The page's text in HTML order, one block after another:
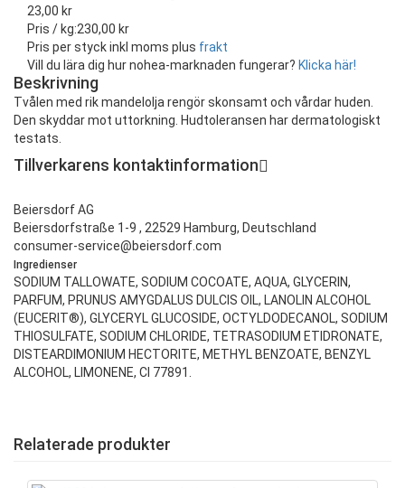
23,00 kr
Pris / kg:230,00 kr
Pris per styck inkl moms plus frakt
Vill du lära dig hur nohea-marknaden fungerar? Klicka här!
Beskrivning
Tvålen med rik mandelolja rengör skonsamt och vårdar huden.
Den skyddar mot uttorkning. Hudtoleransen har dermatologiskt
testats.
Tillverkarens kontaktinformation
Beiersdorf AG
Beiersdorfstraße 1-9 , 22529 Hamburg, Deutschland
consumer-service@beiersdorf.com
Ingredienser
SODIUM TALLOWATE, SODIUM COCOATE, AQUA, GLYCERIN,
PARFUM, PRUNUS AMYGDALUS DULCIS OIL, LANOLIN ALCOHOL
(EUCERIT®), GLYCERYL GLUCOSIDE, OCTYLDODECANOL, SODIUM
THIOSULFATE, SODIUM CHLORIDE, TETRASODIUM ETIDRONATE,
DISTEARDIMONIUM HECTORITE, METHYL BENZOATE, BENZYL
ALCOHOL, LIMONENE, CI 77891.
Relaterade produkter